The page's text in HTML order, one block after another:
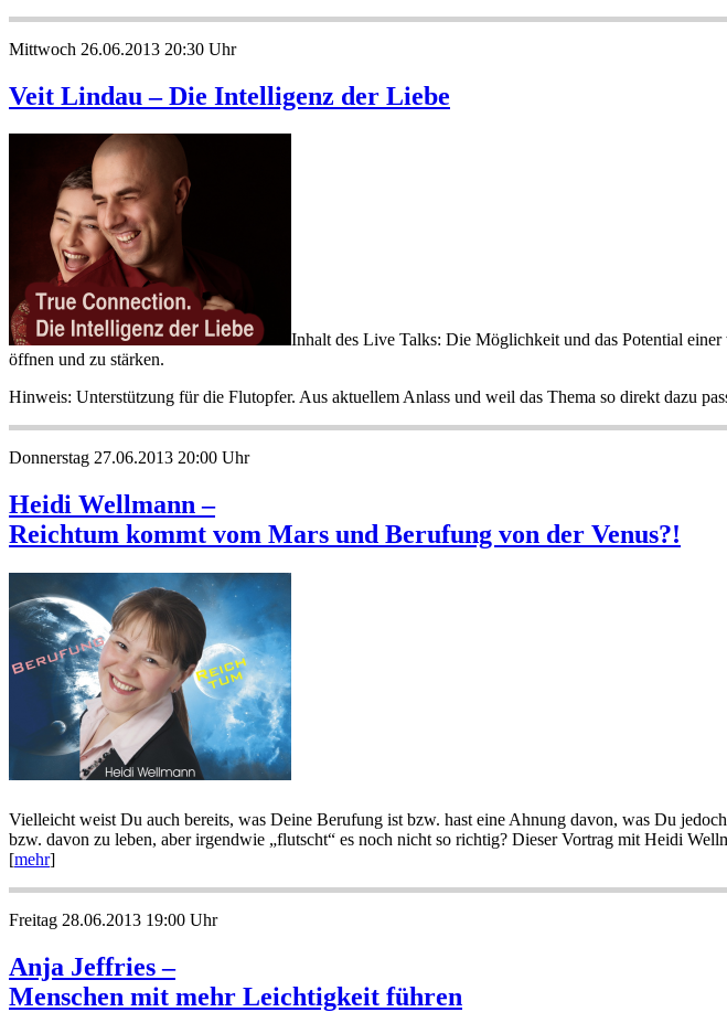
Mittwoch 26.06.2013 20:30 Uhr
Veit Lindau – Die Intelligenz der Liebe
Inhalt des Live Talks: Die Möglichkeit und das Potential
öffnen und zu stärken.
Hinweis: Unterstützung für die Flutopfer. Aus aktuellem Anlass und weil das Thema so direkt dazu
Donnerstag 27.06.2013 20:00 Uhr
Heidi Wellmann –
Reichtum kommt vom Mars und Berufung von der Venus?!
Vielleicht weist Du auch bereits, was Deine Berufung ist bzw. hast eine Ahnung davon, was Du
bzw. davon zu leben, aber irgendwie „flutscht“ es noch nicht so richtig? Dieser Vortrag mit Heidi
[mehr]
Freitag 28.06.2013 19:00 Uhr
Anja Jeffries –
Menschen mit mehr Leichtigkeit führen